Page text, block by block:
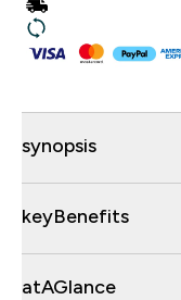
synopsis
keyBenefits
atAGlance